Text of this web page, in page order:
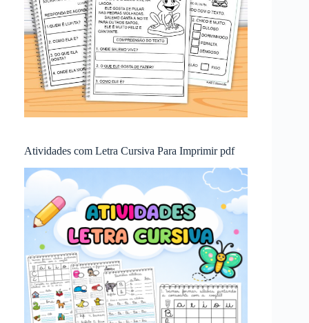
Atividades com Letra Cursiva Para Imprimir pdf